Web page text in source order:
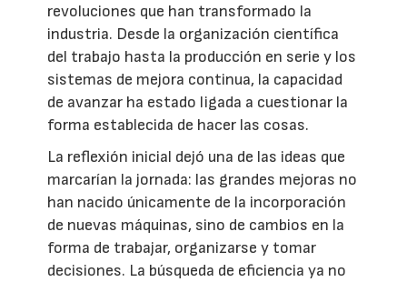
revoluciones que han transformado la
industria. Desde la organización científica
del trabajo hasta la producción en serie y los
sistemas de mejora continua, la capacidad
de avanzar ha estado ligada a cuestionar la
forma establecida de hacer las cosas.
La reflexión inicial dejó una de las ideas que
marcarían la jornada: las grandes mejoras no
han nacido únicamente de la incorporación
de nuevas máquinas, sino de cambios en la
forma de trabajar, organizarse y tomar
decisiones. La búsqueda de eficiencia ya no